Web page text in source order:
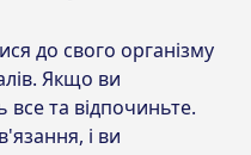
до свого організму
Якщо ви
все та відпочиньте.
і ви